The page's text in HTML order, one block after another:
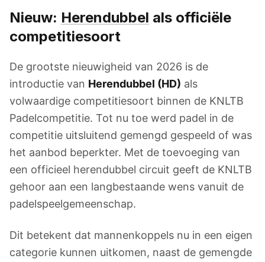
Nieuw: Herendubbel als officiële
competitiesoort
De grootste nieuwigheid van 2026 is de
introductie van Herendubbel (HD) als
volwaardige competitiesoort binnen de KNLTB
Padelcompetitie. Tot nu toe werd padel in de
competitie uitsluitend gemengd gespeeld of was
het aanbod beperkter. Met de toevoeging van
een officieel herendubbel circuit geeft de KNLTB
gehoor aan een langbestaande wens vanuit de
padelspeelgemeenschap.
Dit betekent dat mannenkoppels nu in een eigen
categorie kunnen uitkomen, naast de gemengde